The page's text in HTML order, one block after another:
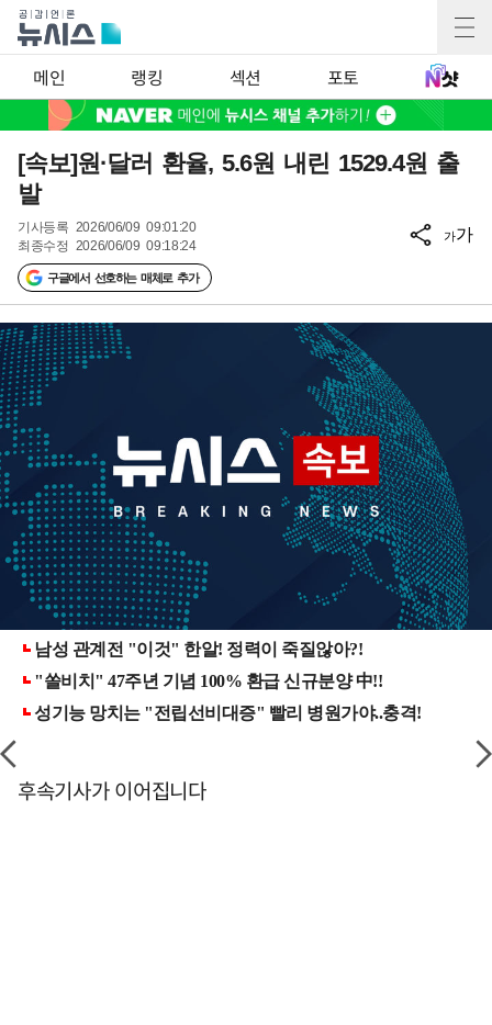
메인 랭킹 섹션 포토
[속보]원·달러 환율, 5.6원 내린 1529.4원 출
발
기사등록 2026/06/09 09:01:20
최종수정 2026/06/09 09:18:24
구글에서 선호하는 매체로 추가
가가
후속기사가 이어집니다